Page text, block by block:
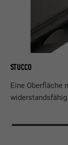
STUCCO
Eine Oberfläche